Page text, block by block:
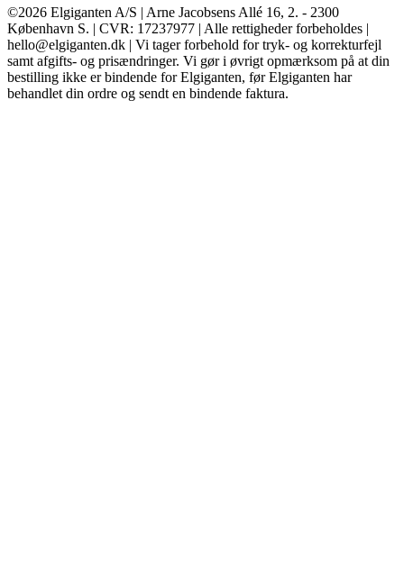
©2026 Elgiganten A/S | Arne Jacobsens Allé 16, 2. - 2300
København S. | CVR: 17237977 | Alle rettigheder forbeholdes |
hello@elgiganten.dk | Vi tager forbehold for tryk- og korrekturfejl
samt afgifts- og prisændringer. Vi gør i øvrigt opmærksom på at din
bestilling ikke er bindende for Elgiganten, før Elgiganten har
behandlet din ordre og sendt en bindende faktura.